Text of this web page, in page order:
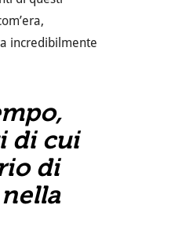
incredibilmente
di cui
di